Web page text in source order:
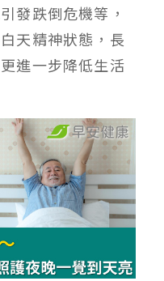
發跌倒危機等，
天精神狀態，長
進一步降低生活